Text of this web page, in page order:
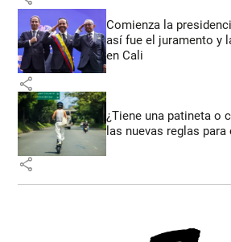
Comienza la
así fue el juramento y
en Cali
share
¿Tiene una patineta o
las nuevas reglas
share